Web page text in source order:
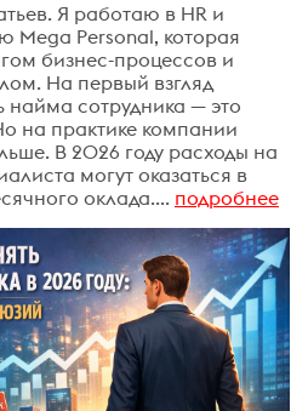
Я работаю в HR и
Mega Personal, которая
бизнес-процессов и
На первый взгляд
найма сотрудника — это
на практике компании
В 2026 году расходы на
могут оказаться в
оклада.... подробнее